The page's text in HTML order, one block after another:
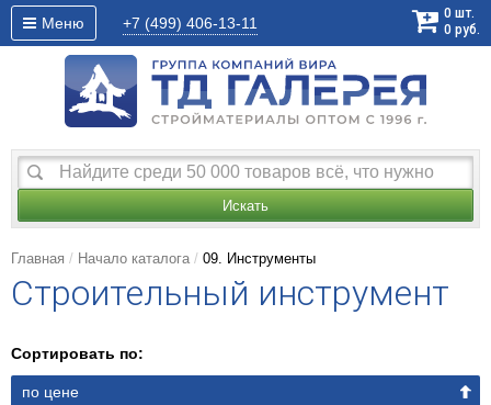
Меню +7 (499) 406-13-11
0 шт.
0 руб.
Искать
Главная Начало каталога 09. Инструменты
Строительный инструмент
Сортировать по:
по цене